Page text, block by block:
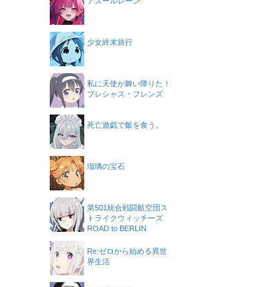
少女終末旅行
私に天使が舞い降りた！
プレシャス・フレンズ
死亡遊戯で飯を食う。
瑠璃の宝石
第501統合戦闘航空団ス
トライクウィッチーズ
ROAD to BERLIN
Re:ゼロから始める異世
界生活